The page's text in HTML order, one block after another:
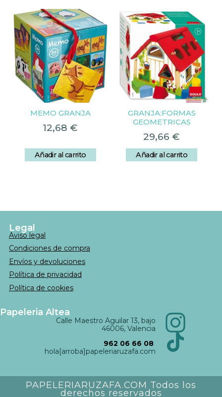
MEMO GRANJA
12,68 €
Añadir al carrito
GRANJA:FORMAS
GEOMETRICAS
29,66 €
Añadir al carrito
Legal
Aviso legal
Condiciones de compra
Envíos y devoluciones
Política de privacidad
Política de cookies
Papeleria Altea
Calle Maestro Aguilar 13, bajo
46006, Valencia
962 06 66 08
hola[arroba]papeleriaruzafa.com
PAPELERIARUZAFA.COM Todos los
derechos reservados